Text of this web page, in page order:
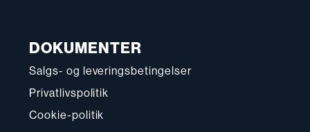
DOKUMENTER
Salgs- og leveringsbetingelser
Privatlivspolitik
Cookie-politik